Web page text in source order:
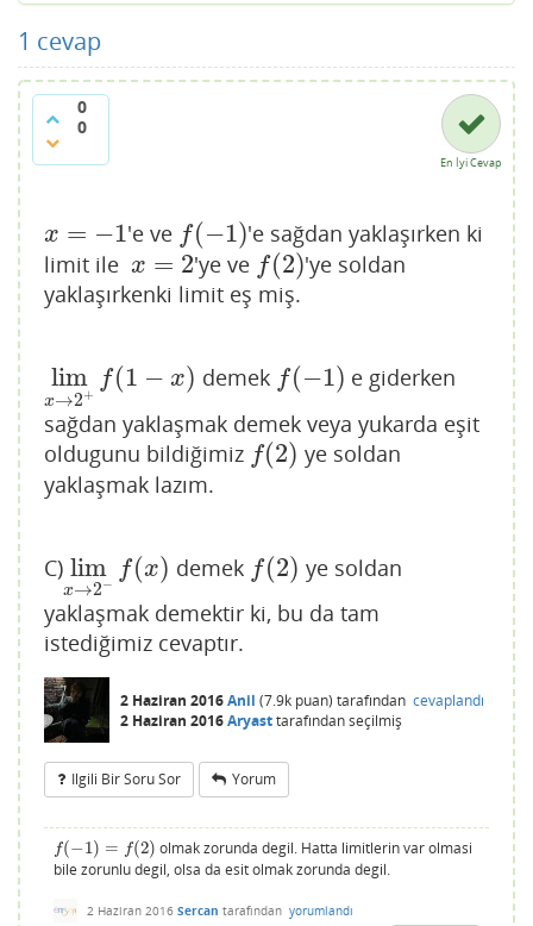
1 cevap
0
0
En İyi Cevap
x = −1
x= −1 'e ve f(−1)
f(− 1)
'e sağdan yaklaşırken ki
limit ile x = 2
x= 2 'ye ve f(2)
f(2)
'ye soldan
yaklaşırkenki limit eş miş.
lim
x→2+
f(1 − x)
limx→2+f 1− x) demek f(−1)
f(− 1)
e giderken
sağdan yaklaşmak demek veya yukarda eşit
oldugunu bildiğimiz f(2)
f(2)
ye soldan
yaklaşmak lazım.
C) lim
x→2−
f(x)
limx→2−f(x )demek f(2)
f(2)
ye soldan
yaklaşmak demektir ki, bu da tam
istediğimiz cevaptır.
2 Haziran 2016Anil (7.9k puan) tarafından cevaplandı
2 Haziran 2016Aryasttarafındanseçilmiş
Ilgili Bir Soru Sor Yorum
f(−1) = f(2)
f(−1)=f( 2)
olmak zorunda degil. Hatta limitlerin var olmasi
bile zorunlu degil, olsa da esit olmak zorunda degil.
2 Haziran 2016 Sercan tarafından yorumlandı